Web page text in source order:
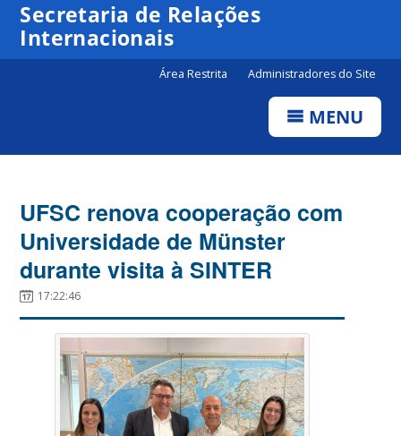
Secretaria de Relações
Internacionais
Área Restrita Administradores do Site
MENU
UFSC renova cooperação com
Universidade de Münster
durante visita à SINTER
17:22:46